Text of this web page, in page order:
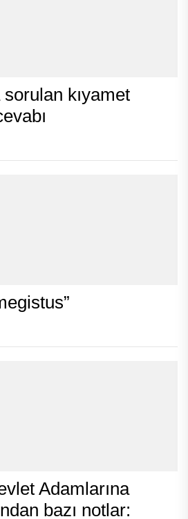
kıyamet
Adamlarına
bazı notlar: